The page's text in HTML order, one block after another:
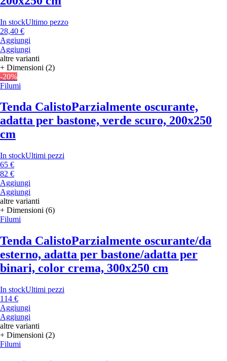
In stockUltimo pezzo
28,40 €
Aggiungi
Aggiungi
altre varianti
+ Dimensioni (2)
-20%
Filumi
Tenda CalistoParzialmente oscurante,
adatta per bastone, verde scuro, 200x250
cm
In stockUltimi pezzi
65 €
82 €
Aggiungi
Aggiungi
altre varianti
+ Dimensioni (6)
Filumi
Tenda CalistoParzialmente oscurante/da
esterno, adatta per bastone/adatta per
binari, color crema, 300x250 cm
In stockUltimi pezzi
114 €
Aggiungi
Aggiungi
altre varianti
+ Dimensioni (2)
Filumi